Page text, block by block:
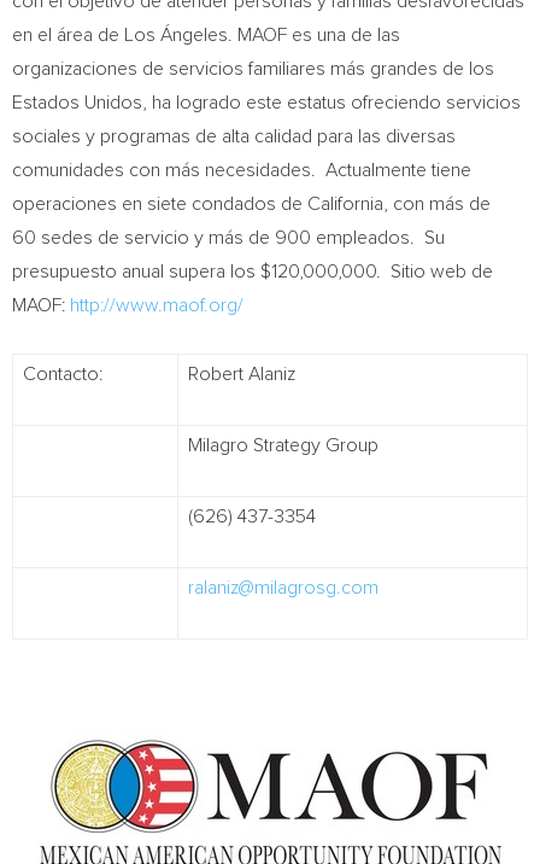
en el área de Los Ángeles. MAOF es una de las
organizaciones de servicios familiares más grandes de los
Estados Unidos, ha logrado este estatus ofreciendo servicios
sociales y programas de alta calidad para las diversas
comunidades con más necesidades. Actualmente tiene
operaciones en siete condados de California , con más de
60 sedes de servicio y más de 900 empleados. Su
presupuesto anual supera los $120,000,000 . Sitio web de
MAOF: http://www.maof.org/
Contacto: Robert Alaniz
Milagro Strategy Group
(626) 437-3354
ralaniz@milagrosg.com